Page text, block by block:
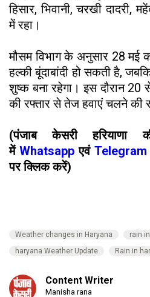
हिसार, भिवानी, चरखी दादरी,
में रहा।
मौसम विभाग के अनुसार 28 मई
हल्की बूंदाबांदी हो सकती है,
शुष्क बना रहेगा। इस दौरान 20
की रफ्तार से तेज हवाएं चलने की
(पंजाब केसरी
में Whatsappएवं Telegram
पर क्लिक करें)
Weather changes in Haryana
rain
haryana Weather Update
Rain in
Content Writer
Manisha rana